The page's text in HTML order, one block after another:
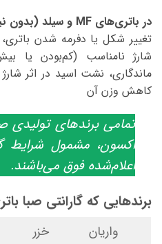
در باتری‌های MF و سیلد (بدون نیاز به نگهداری):
تغییر شکل یا دفرمه شدن
شارژ نامناسب (کم‌بودن یا
ماندگاری، نشت اسید در اثر
کاهش وزن آن
تمامی برندهای تولیدی
اکسون، مشمول شرایط
اعلام‌شده فوق می‌باشند.
برندهایی که گارانتی صبا
واریان خزر